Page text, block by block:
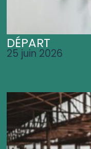
DÉPART
25 juin 2026